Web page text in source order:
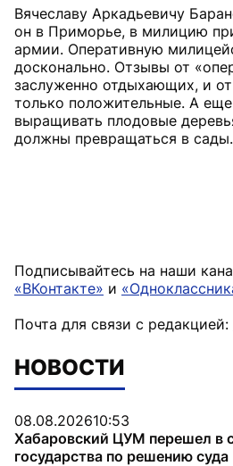
Вячеславу Аркадьевичу
он в Приморье, в милицию
армии. Оперативную
досконально. Отзывы от
заслуженно отдыхающих, и
только положительные. А
выращивать плодовые
должны превращаться в сады.
Подписывайтесь на наши
«ВКонтакте» и
Почта для связи с редакцией:
НОВОСТИ
08.08.202610:53
Хабаровский ЦУМ перешел в
государства по решению суда